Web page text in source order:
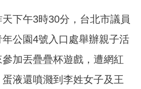
下午3時30分，台北市議員
公園4號入口處舉辦親子活
加丟疊疊杯遊戲，遭網紅
液還噴濺到李姓女子及王